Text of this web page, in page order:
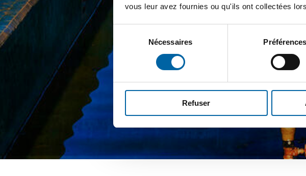
vous leur avez fournies ou qu'ils ont collectées
consentement
Nécessaires Préférences
Refuser